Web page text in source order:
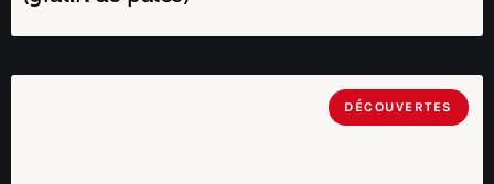
DÉCOUVERTES